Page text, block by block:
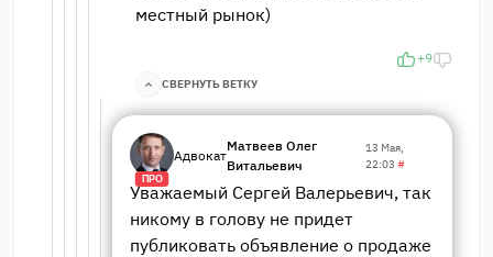
местный рынок)
+9
СВЕРНУТЬ ВЕТКУ
ПРО
Адвокат
Матвеев Олег
Витальевич
13 Мая,
22:03#
Уважаемый Сергей Валерьевич, так
никому в голову не придет
публиковать объявление о продаже